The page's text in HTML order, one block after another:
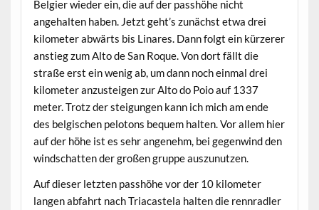
Belgier wieder ein, die auf der passhöhe nicht
angehalten haben. Jetzt geht’s zunächst etwa drei
kilometer abwärts bis Linares. Dann folgt ein kürzerer
anstieg zum Alto de San Roque. Von dort fällt die
straße erst ein wenig ab, um dann noch einmal drei
kilometer anzusteigen zur Alto do Poio auf 1337
meter. Trotz der steigungen kann ich mich am ende
des belgischen pelotons bequem halten. Vor allem hier
auf der höhe ist es sehr angenehm, bei gegenwind den
windschatten der großen gruppe auszunutzen.
Auf dieser letzten passhöhe vor der 10 kilometer
langen abfahrt nach Triacastela halten die rennradler